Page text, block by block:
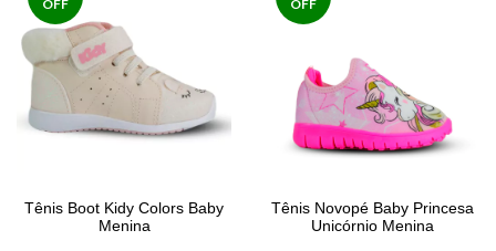
OFF
Tênis Boot Kidy Colors Baby
Menina
OFF
Tênis Novopé Baby Princesa
Unicórnio Menina